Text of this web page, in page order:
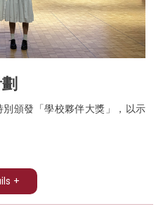
頒發「學校夥伴大獎」，以示
+